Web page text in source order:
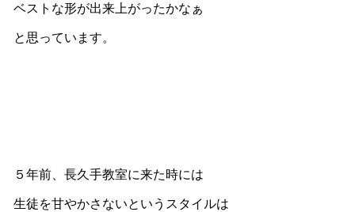
ベストな形が出来上がったかなぁ
と思っています。
５年前、長久手教室に来た時には
生徒を甘やかさないというスタイルは